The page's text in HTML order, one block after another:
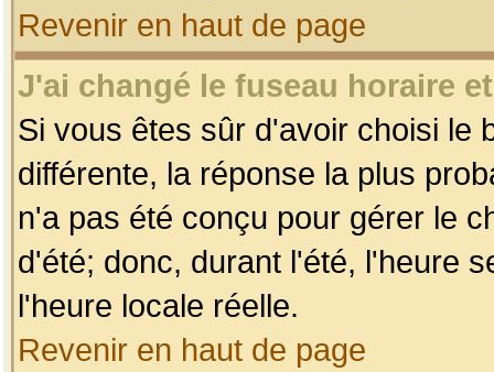
Revenir en haut de page
J'ai changé le fuseau horaire
Si vous êtes sûr d'avoir choisi le
différente, la réponse la plus
n'a pas été conçu pour gérer le
d'été; donc, durant l'été, l'heure
l'heure locale réelle.
Revenir en haut de page